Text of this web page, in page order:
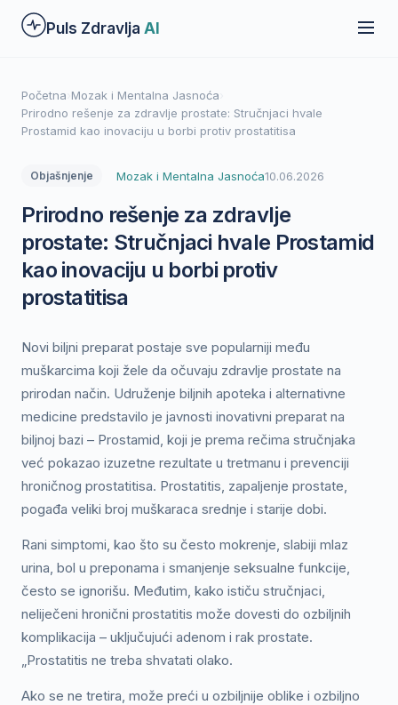
Preskoči
Puls Zdravlja AI
Početna Mozak i Mentalna Jasnoća
Prirodno rešenje za zdravlje prostate: Stručnjaci hvale
Prostamid kao inovaciju u borbi protiv prostatitisa
Objašnjenje Mozak i Mentalna Jasnoća10.06.2026
Prirodno rešenje za zdravlje
prostate: Stručnjaci hvale Prostamid
kao inovaciju u borbi protiv
prostatitisa
Novi biljni preparat postaje sve popularniji među
muškarcima koji žele da očuvaju zdravlje prostate na
prirodan način. Udruženje biljnih apoteka i alternativne
medicine predstavilo je javnosti inovativni preparat na
biljnoj bazi – Prostamid, koji je prema rečima stručnjaka
već pokazao izuzetne rezultate u tretmanu i prevenciji
hroničnog prostatitisa. Prostatitis, zapaljenje prostate,
pogađa veliki broj muškaraca srednje i starije dobi.
Rani simptomi, kao što su često mokrenje, slabiji mlaz
urina, bol u preponama i smanjenje seksualne funkcije,
često se ignorišu. Međutim, kako ističu stručnjaci,
neliječeni hronični prostatitis može dovesti do ozbiljnih
komplikacija – uključujući adenom i rak prostate.
„Prostatitis ne treba shvatati olako.
Ako se ne tretira, može preći u ozbiljnije oblike i ozbiljno